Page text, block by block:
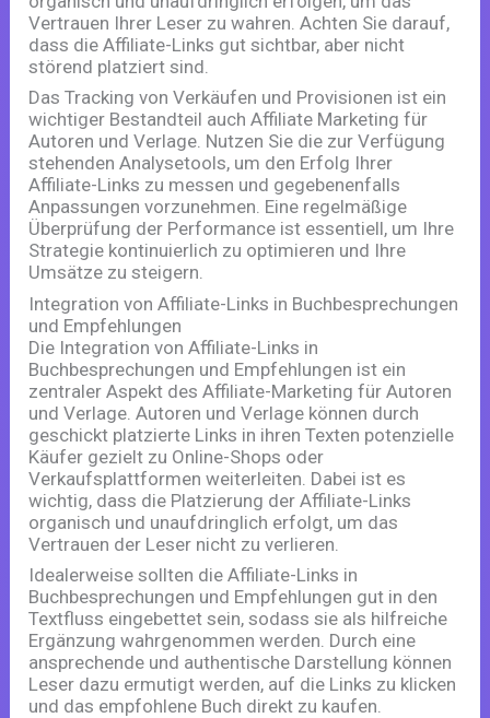
Vertrauen Ihrer Leser zu wahren. Achten Sie darauf,
dass die Affiliate-Links gut sichtbar, aber nicht
störend platziert sind.
Das Tracking von Verkäufen und Provisionen ist ein
wichtiger Bestandteil auch Affiliate Marketing für
Autoren und Verlage. Nutzen Sie die zur Verfügung
stehenden Analysetools, um den Erfolg Ihrer
Affiliate-Links zu messen und gegebenenfalls
Anpassungen vorzunehmen. Eine regelmäßige
Überprüfung der Performance ist essentiell, um Ihre
Strategie kontinuierlich zu optimieren und Ihre
Umsätze zu steigern.
Integration von Affiliate-Links in Buchbesprechungen
und Empfehlungen
Die Integration von Affiliate-Links in
Buchbesprechungen und Empfehlungen ist ein
zentraler Aspekt des Affiliate-Marketing für Autoren
und Verlage. Autoren und Verlage können durch
geschickt platzierte Links in ihren Texten potenzielle
Käufer gezielt zu Online-Shops oder
Verkaufsplattformen weiterleiten. Dabei ist es
wichtig, dass die Platzierung der Affiliate-Links
organisch und unaufdringlich erfolgt, um das
Vertrauen der Leser nicht zu verlieren.
Idealerweise sollten die Affiliate-Links in
Buchbesprechungen und Empfehlungen gut in den
Textfluss eingebettet sein, sodass sie als hilfreiche
Ergänzung wahrgenommen werden. Durch eine
ansprechende und authentische Darstellung können
Leser dazu ermutigt werden, auf die Links zu klicken
und das empfohlene Buch direkt zu kaufen.